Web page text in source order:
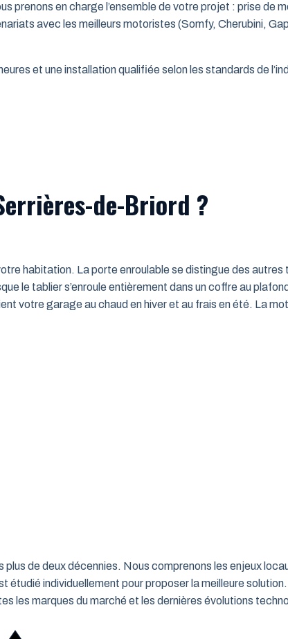
prenons en charge l’ensemble de votre projet : prise de
avec les meilleurs motoristes (Somfy, Cherubini,
et une installation qualifiée selon les standards de
de-Briord ?
habitation. La porte enroulable se distingue des
le tablier s’enroule entièrement dans un coffre au
votre garage au chaud en hiver et au frais en été. La
de deux décennies. Nous comprenons les enjeux
individuellement pour proposer la meilleure
les marques du marché et les dernières évolutions